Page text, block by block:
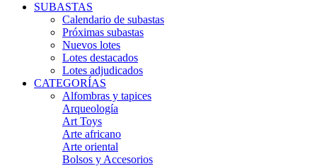
SUBASTAS
Calendario de subastas
Próximas subastas
Nuevos lotes
Lotes destacados
Lotes adjudicados
CATEGORÍAS
Alfombras y tapices
Arqueología
Art Toys
Arte africano
Arte oriental
Bolsos y Accesorios